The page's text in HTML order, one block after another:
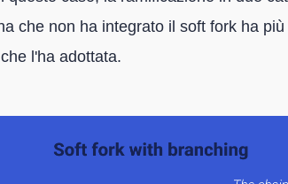
che non ha integrato il soft fork ha
l'ha adottata.